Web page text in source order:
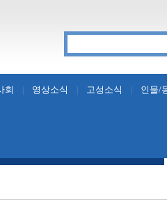
회 영상소식 고성소식 인물/